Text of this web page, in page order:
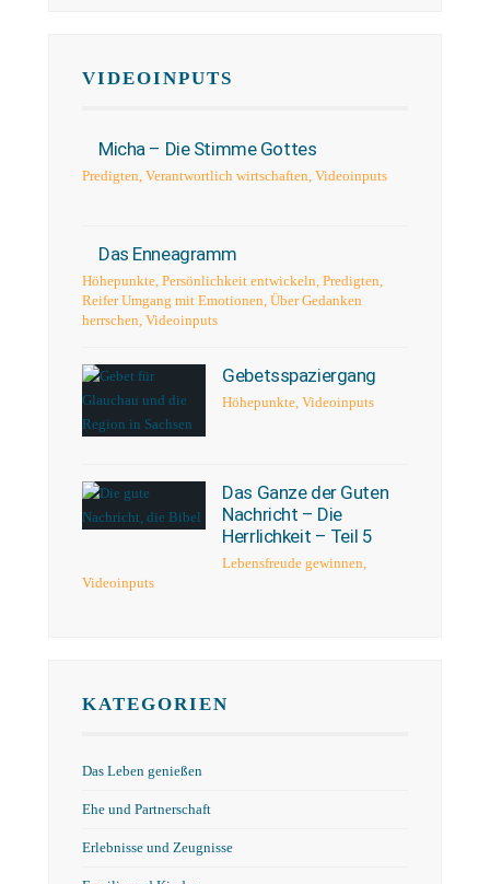
VIDEOINPUTS
Micha – Die Stimme Gottes
Predigten Verantwortlich wirtschaften Videoinputs
Das Enneagramm
Höhepunkte Persönlichkeit entwickeln Predigten
Reifer Umgang mit Emotionen Über Gedanken
herrschen Videoinputs
Gebetsspaziergang
Höhepunkte ,Videoinputs
Das Ganze der Guten
Nachricht – Die
Herrlichkeit – Teil 5
Lebensfreude gewinnen
Videoinputs
KATEGORIEN
Das Leben genießen
Ehe und Partnerschaft
Erlebnisse und Zeugnisse